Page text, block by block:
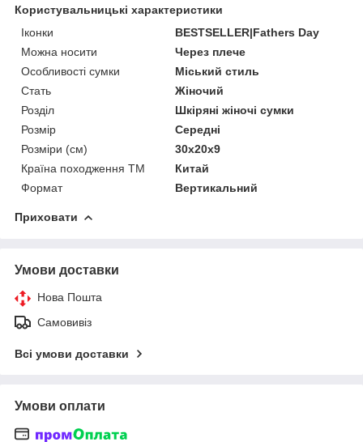
Користувальницькі характеристики
Іконки
BESTSELLER|Fathers Day
Можна носити
Через плече
Особливості сумки
Міський стиль
Стать
Жіночий
Розділ
Шкіряні жіночі сумки
Розмір
Середні
Розміри (см)
30х20х9
Країна походження ТМ
Китай
Формат
Вертикальний
Приховати
Умови доставки
Нова Пошта
Самовивіз
Всі умови доставки
Умови оплати